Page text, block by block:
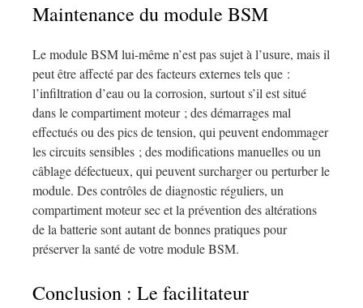
Maintenance du module BSM
Le module BSM lui-même n’est pas sujet à l’usure, mais il
peut être affecté par des facteurs externes tels que :
l’infiltration d’eau ou la corrosion, surtout s’il est situé
dans le compartiment moteur ; des démarrages mal
effectués ou des pics de tension, qui peuvent endommager
les circuits sensibles ; des modifications manuelles ou un
câblage défectueux, qui peuvent surcharger ou perturber le
module. Des contrôles de diagnostic réguliers, un
compartiment moteur sec et la prévention des altérations
de la batterie sont autant de bonnes pratiques pour
préserver la santé de votre module BSM.
Conclusion : Le facilitateur